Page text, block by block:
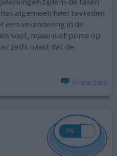
algemeen heel tevreden
een verandering in de
voel, maae niet perse op
zelfs naast dat de
0 reacties